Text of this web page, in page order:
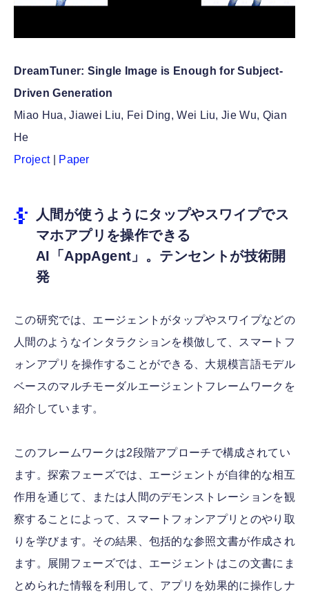
DreamTuner: Single Image is Enough for Subject-
Driven Generation
Miao Hua, Jiawei Liu, Fei Ding, Wei Liu, Jie Wu, Qian
He
Project| Paper
人間が使うようにタップやスワイプでス
マホアプリを操作できる
AI「AppAgent」。テンセントが技術開
発
この研究では、エージェントがタップやスワイプなどの
人間のようなインタラクションを模倣して、スマートフ
ォンアプリを操作することができる、大規模言語モデル
ベースのマルチモーダルエージェントフレームワークを
紹介しています。
このフレームワークは2段階アプローチで構成されてい
ます。探索フェーズでは、エージェントが自律的な相互
作用を通じて、または人間のデモンストレーションを観
察することによって、スマートフォンアプリとのやり取
りを学びます。その結果、包括的な参照文書が作成され
ます。展開フェーズでは、エージェントはこの文書にま
とめられた情報を利用して、アプリを効果的に操作しナ